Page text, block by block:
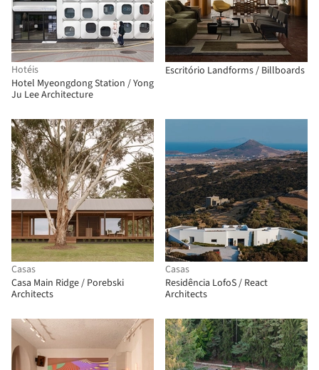
Hotéis
Hotel Myeongdong Station / Yong
Ju Lee Architecture
Escritório Landforms / Billboards
Casas
Casa Main Ridge / Porebski
Architects
Casas
Residência LofoS / React
Architects